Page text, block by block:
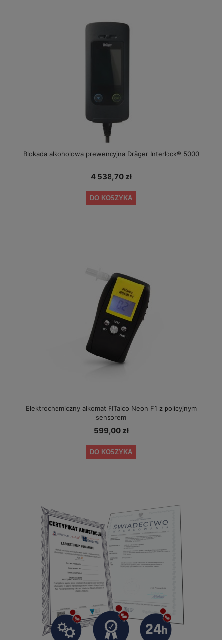
Blokada alkoholowa prewencyjna Dräger Interlock® 5000
4 538,70 zł
DO KOSZYKA
Elektrochemiczny alkomat FITalco Neon F1 z policyjnym
sensorem
599,00 zł
DO KOSZYKA